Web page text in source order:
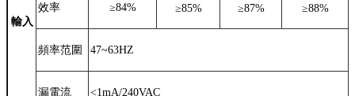
輸入
效率 ≥84% ≥85% ≥87% ≥88%
頻率范圍 47~63HZ
漏電流 <1mA/240VAC